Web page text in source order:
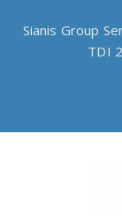
Sianis Group
TDI